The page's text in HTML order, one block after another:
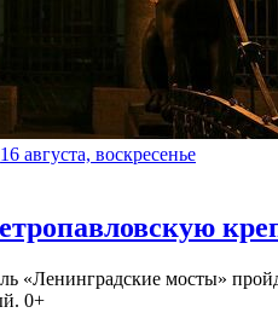
16 августа, воскресенье
«Ленинградские мосты»
0+